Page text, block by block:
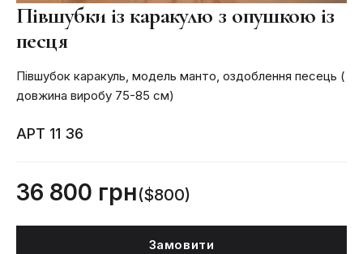
Півшубки із каракулю з опушкою із
песця
Півшубок каракуль, модель манто, оздоблення песець (
довжина виробу 75-85 см)
АРТ 11 36
36 800 грн($800)
Замовити